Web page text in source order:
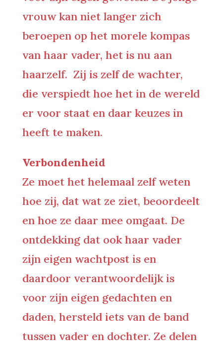
vrouw kan niet langer zich
beroepen op het morele kompas
van haar vader, het is nu aan
haarzelf. Zij is zelf de wachter,
die verspiedt hoe het in de wereld
er voor staat en daar keuzes in
heeft te maken.
Verbondenheid
Ze moet het helemaal zelf weten
hoe zij, dat wat ze ziet, beoordeelt
en hoe ze daar mee omgaat. De
ontdekking dat ook haar vader
zijn eigen wachtpost is en
daardoor verantwoordelijk is
voor zijn eigen gedachten en
daden, hersteld iets van de band
tussen vader en dochter. Ze delen